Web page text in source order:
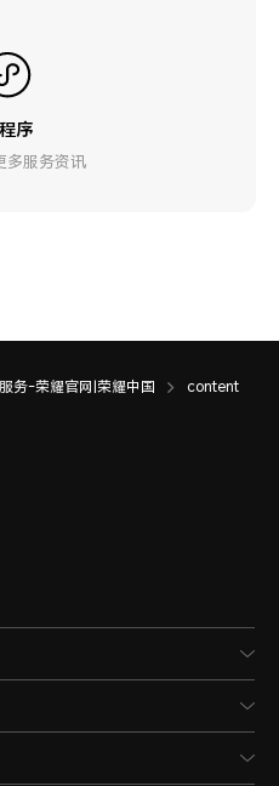
序
多服务资讯
务-荣耀官网|荣耀中国 content